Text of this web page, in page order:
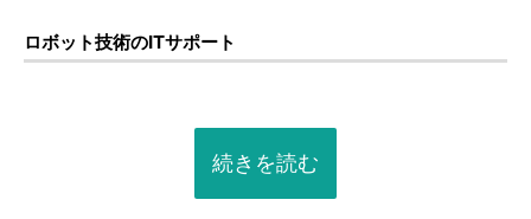
ロボット技術のITサポート
続きを読む